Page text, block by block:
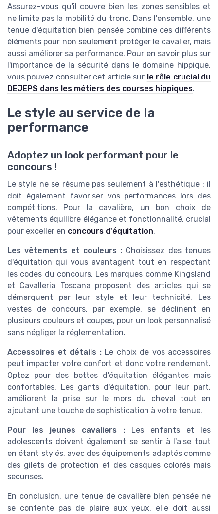
Assurez-vous qu'il couvre bien les zones sensibles et
ne limite pas la mobilité du tronc. Dans l'ensemble, une
tenue d'équitation bien pensée combine ces différents
éléments pour non seulement protéger le cavalier, mais
aussi améliorer sa performance. Pour en savoir plus sur
l'importance de la sécurité dans le domaine hippique,
vous pouvez consulter cet article sur le rôle crucial du
DEJEPS dans les métiers des courses hippiques.
Le style au service de la
performance
Adoptez un look performant pour le
concours !
Le style ne se résume pas seulement à l'esthétique : il
doit également favoriser vos performances lors des
compétitions. Pour la cavalière, un bon choix de
vêtements équilibre élégance et fonctionnalité, crucial
pour exceller en concours d'équitation.
Les vêtements et couleurs : Choisissez des tenues
d'équitation qui vous avantagent tout en respectant
les codes du concours. Les marques comme Kingsland
et Cavalleria Toscana proposent des articles qui se
démarquent par leur style et leur technicité. Les
vestes de concours, par exemple, se déclinent en
plusieurs couleurs et coupes, pour un look personnalisé
sans négliger la réglementation.
Accessoires et détails :Le choix de vos accessoires
peut impacter votre confort et donc votre rendement.
Optez pour des bottes d'équitation élégantes mais
confortables. Les gants d'équitation, pour leur part,
améliorent la prise sur le mors du cheval tout en
ajoutant une touche de sophistication à votre tenue.
Pour les jeunes cavaliers : Les enfants et les
adolescents doivent également se sentir à l'aise tout
en étant stylés, avec des équipements adaptés comme
des gilets de protection et des casques colorés mais
sécurisés.
En conclusion, une tenue de cavalière bien pensée ne
se contente pas de plaire aux yeux, elle doit aussi